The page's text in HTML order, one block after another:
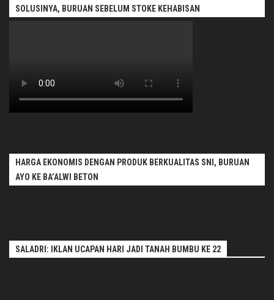
SOLUSINYA, BURUAN SEBELUM STOKE KEHABISAN
HARGA EKONOMIS DENGAN PRODUK BERKUALITAS SNI, BURUAN
AYO KE BA’ALWI BETON
SALADRI: IKLAN UCAPAN HARI JADI TANAH BUMBU KE 22